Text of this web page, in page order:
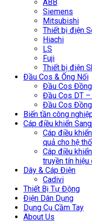
ABB
Siemens
Mitsubishi
Thiết bị điện
Hiachi
LS
Fuji
Thiết bị điện
Đầu Cos & Ống Nối
Đầu Cos
Đầu Cos DT
Đầu Cos
Biến tần công
Cáp điều khiển
Cáp điều
quả cho hệ
Cáp điều
truyền tín hiệu
Dây & Cáp Điện
Cadivi
Thiết Bị Tự Động
Điện Dân Dụng
Dụng Cụ Cầm Tay
About Us